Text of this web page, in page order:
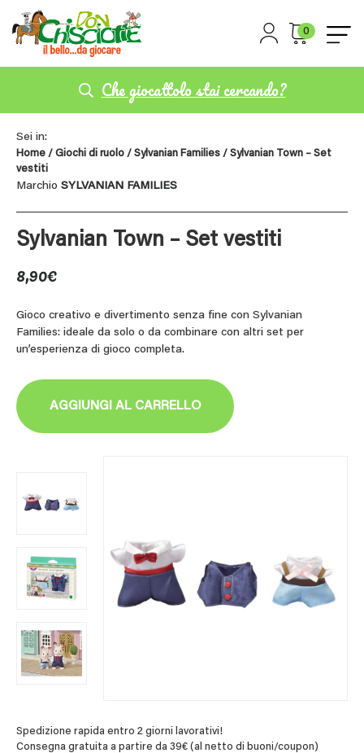
0
Che giocattolo stai cercando?
Sei in:
Home / Giochi di ruolo / Sylvanian Families / Sylvanian Town – Set
vestiti
Marchio SYLVANIAN FAMILIES
Sylvanian Town – Set vestiti
8,90€
Gioco creativo e divertimento senza fine con Sylvanian
Families: ideale da solo o da combinare con altri set per
un’esperienza di gioco completa.
AGGIUNGI AL CARRELLO
Spedizione rapida entro 2 giorni lavorativi!
Consegna gratuita a partire da 39€ (al netto di buoni/coupon)